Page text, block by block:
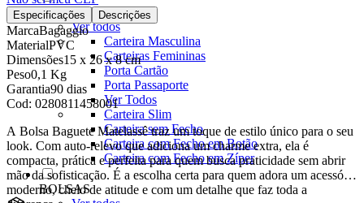
CARTEIRAS
Ver todos
Carteira Masculina
Carteiras Femininas
Porta Cartão
Porta Passaporte
Ver Todos
Carteira Slim
Carteira sem Fecho
Carteira com Fecho em Botão
Carteira com Fecho em Zíper
BOLSAS
Especificações Descrições
MarcaBagaggio
MaterialPVC
Dimensões15 x 26 x 8 cm
Peso0,1 Kg
Garantia90 dias
Cod: 0280811458001
A Bolsa Baguete Matelassê traz um toque de estilo único para o seu
look. Com auto-relevo que adiciona um charme extra, ela é
compacta, prática e perfeita para quem busca praticidade sem abrir
mão da sofisticação. É a escolha certa para quem adora um acessório
moderno, cheio de atitude e com um detalhe que faz toda a